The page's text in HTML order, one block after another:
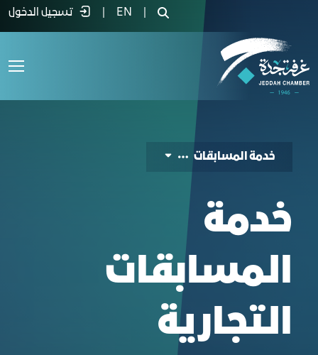
المسابقات - غرفة جدة EN تسجيل الدخول
خدمة المسابقات
خدمة
المسابقات
التجارية